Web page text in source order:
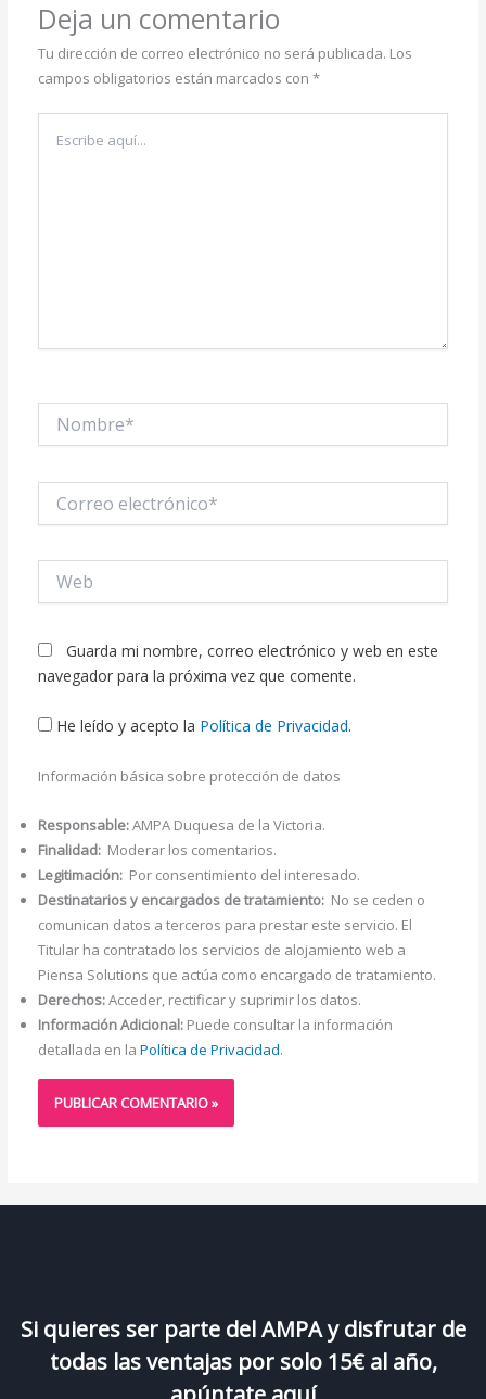
Deja un comentario
Tu dirección de correo electrónico no será publicada. Los
campos obligatorios están marcados con *
aquí...
electrónico*
Guarda mi nombre, correo electrónico y web en este
navegador para la próxima vez que comente.
He leído y acepto la Política de Privacidad.
Información básica sobre protección de datos
Responsable:AMPA Duquesa de la Victoria.
Finalidad:Moderar los comentarios.
Legitimación:Por consentimiento del interesado.
Destinatarios y encargados de tratamiento:No se ceden o
comunican datos a terceros para prestar este servicio. El
Titular ha contratado los servicios de alojamiento web a
Piensa Solutions que actúa como encargado de tratamiento.
Derechos:Acceder, rectificar y suprimir los datos.
Información Adicional:Puede consultar la información
detallada en la Política de Privacidad.
Si quieres ser parte del AMPA y disfrutar de
todas las ventajas por solo 15€ al año,